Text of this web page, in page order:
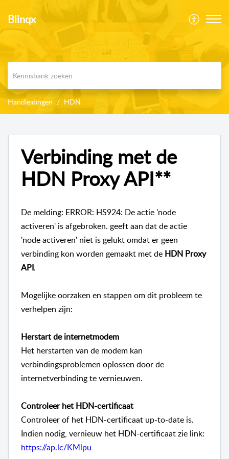
Blinqx
Handleidingen HDN
Verbinding met de
HDN Proxy API**
De melding: ERROR: HS924: De actie 'node
activeren' is afgebroken. geeft aan dat de actie
'node activeren' niet is gelukt omdat er geen
verbinding kon worden gemaakt met de HDN Proxy
API.
Mogelijke oorzaken en stappen om dit probleem te
verhelpen zijn:
Herstart de internetmodem
Het herstarten van de modem kan
verbindingsproblemen oplossen door de
internetverbinding te vernieuwen.
Controleer het HDN-certificaat
Controleer of het HDN-certificaat up-to-date is.
Indien nodig, vernieuw het HDN-certificaat zie link:
https://ap.lc/KMlpu